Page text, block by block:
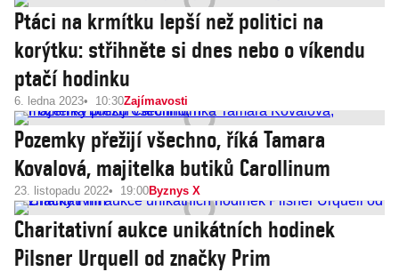
Ptáci na krmítku lepší než politici na
korýtku: střihněte si dnes nebo o víkendu
ptačí hodinku
6. ledna 2023 10:30Zajímavosti
Pozemky přežijí všechno, říká Tamara
Kovalová, majitelka butiků Carollinum
23. listopadu 2022 19:00Byznys X
Charitativní aukce unikátních hodinek
Pilsner Urquell od značky Prim